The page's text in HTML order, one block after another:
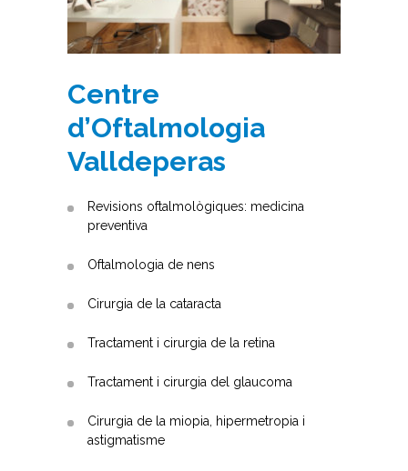
Centre
d’Oftalmologia
Valldeperas
Revisions oftalmològiques: medicina
preventiva
Oftalmologia de nens
Cirurgia de la cataracta
Tractament i cirurgia de la retina
Tractament i cirurgia del glaucoma
Cirurgia de la miopia, hipermetropia i
astigmatisme